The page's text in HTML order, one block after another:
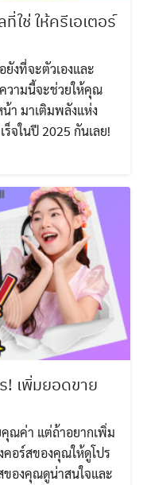
ใช่ ให้ครีเอเตอร์
งที่จะตัวเองและ
วามนี้จะช่วยให้คุณ
น้า มาเติมพลังแห่ง
จในปี 2025 กันเลย!
! เพิ่มยอดขาย
ณค่า แต่ถ้าอยากเพิ่ม
อร์สของคุณให้ดูโปร
ของคุณดูน่าสนใจและ